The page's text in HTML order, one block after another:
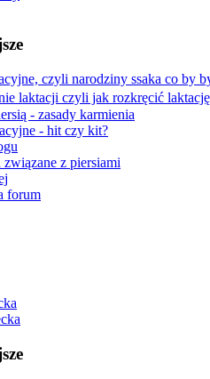
czyli narodziny ssaka co by
laktacji czyli jak rozkręcić
- zasady karmienia
- hit czy kit?
z piersiami
forum